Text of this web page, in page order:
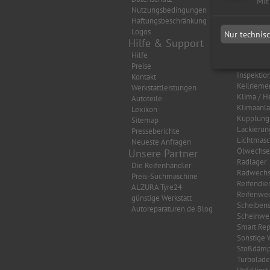
Nutzungsbedingungen
Haftungsbeschränkung
Logos
Hilfe & Support
Hilfe
Preise
Kontakt
Werkstattleistungen
Autoteile
Lexikon
Sitemap
Presseberichte
Neueste Anfragen
Unsere Partner
Die Reifenhändler
Preis-Suchmaschine
ALZURA Tyre24
günstige Werkstatt
Autoreparaturen.de Blog
Bremsen
Getriebe
Inspektion
Klima /
Kupplung
Radlager
Smart
Sonstige
Nur